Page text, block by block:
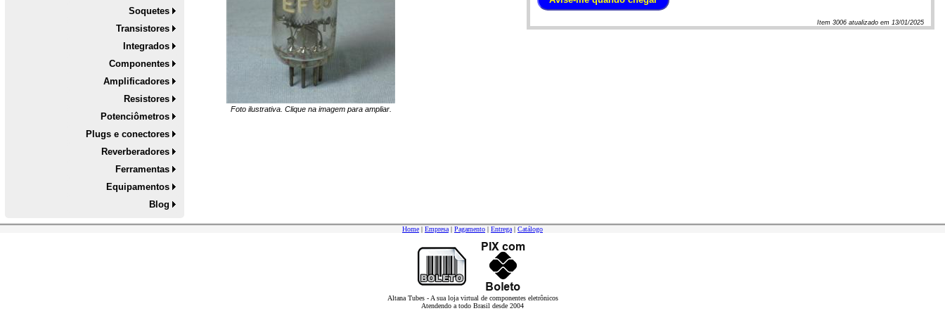
Soquetes
Transistores
Integrados
Componentes
Amplificadores
Resistores
Potenciômetros
Plugs e conectores
Reverberadores
Ferramentas
Equipamentos
Blog
Foto ilustrativa. Clique na imagem para ampliar.
Item3006 atualizado em 13/01/2025
Home | Empresa | Pagamento | Entrega | Catálogo
Altana Tubes - A sua loja virtual de componentes eletrônicos
Atendendo a todo Brasil desde 2004